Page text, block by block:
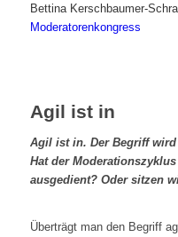
Bettina Kerschbaumer-
Moderatorenkongress
Agil ist in
Agilist in. Der Begriff wird
Hat der
ausgedient? Oder sitzen
Überträgt man den Begriff